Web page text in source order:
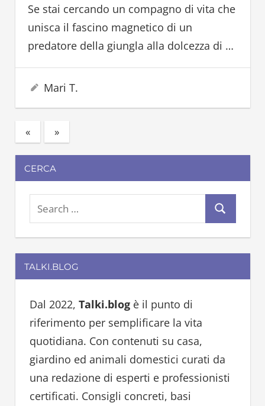
Se stai cercando un compagno di vita che
unisca il fascino magnetico di un
predatore della giungla alla dolcezza di …
7 Giugno 2026
Mari T.
Paginazione
degli
articoli
«PreviousNext
»
CERCA
e
a
r
c
f
o
r
:
e
a
TALKI.BLOG
Dal 2022, Talki.blogè il punto di
riferimento per semplificare la vita
quotidiana. Con contenuti su casa,
giardino ed animali domestici curati da
una redazione di esperti e professionisti
certificati. Consigli concreti, basi